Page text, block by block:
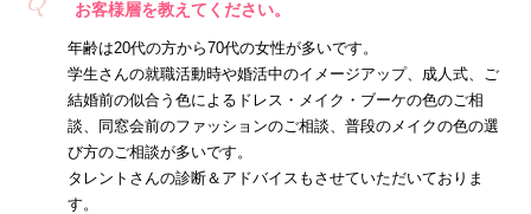
お客様層を教えてください。
年齢は20代の方から70代の女性が多いです。
学生さんの就職活動時や婚活中のイメージアップ、成人式、ご
結婚前の似合う色によるドレス・メイク・ブーケの色のご相
談、同窓会前のファッションのご相談、普段のメイクの色の選
び方のご相談が多いです。
タレントさんの診断＆アドバイスもさせていただいておりま
す。